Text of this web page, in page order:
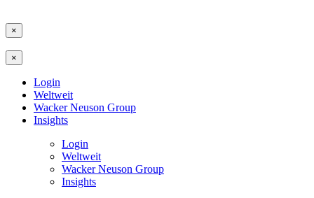
×
×
Login
Weltweit
Wacker Neuson Group
Insights
Login
Weltweit
Wacker Neuson Group
Insights